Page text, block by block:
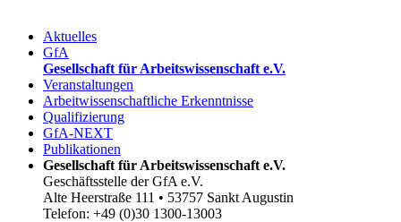
Aktuelles
GfA
Gesellschaft für Arbeitswissenschaft e.V.
Veranstaltungen
Arbeitwissenschaftliche Erkenntnisse
Qualifizierung
GfA-NEXT
Publikationen
Gesellschaft für Arbeitswissenschaft e.V.
Geschäftsstelle der GfA e.V.
Alte Heerstraße 111 • 53757 Sankt Augustin
Telefon: +49 (0)30 1300-13003